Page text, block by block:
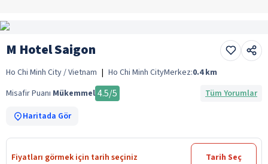
M Hotel Saigon
Ho Chi Minh City / Vietnam | Ho Chi Minh CityMerkez:0.4 km
Misafir Puanı Mükemmel 4.5/5
Tüm Yorumlar
Haritada Gör
Fiyatları görmek için tarih seçiniz Tarih Seç